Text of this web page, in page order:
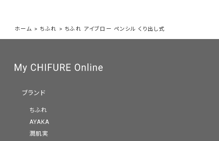
ホーム > ちふれ > ちふれ アイブロー ペンシル くり出し式
ブランド
ちふれ
AYAKA
潤肌実